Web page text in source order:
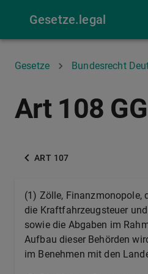
Gesetze.legal
Gesetze Bundesrecht
Art 108 GG
ART 107
(1) Zölle, Finanzmonopole,
die Kraftfahrzeugsteuer
sowie die Abgaben im
Aufbau dieser Behörden
im Benehmen mit den